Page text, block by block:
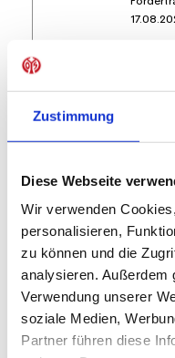
Zustimmung
Diese Webseite
Wir verwenden
personalisieren,
zu können und die
analysieren. Außerdem
Verwendung unserer
soziale Medien,
Partner führen diese
Anmelden